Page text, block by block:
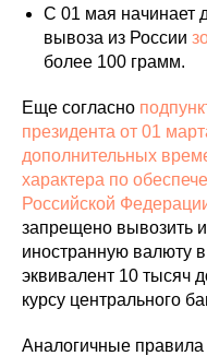
С 01 мая начинает
вывоза из России
более 100 грамм.
Еще согласно
президента от 01
дополнительных
характера по
Российской
запрещено вывозить
иностранную валюту
эквивалент 10 тысяч
курсу центрального
Аналогичные правила